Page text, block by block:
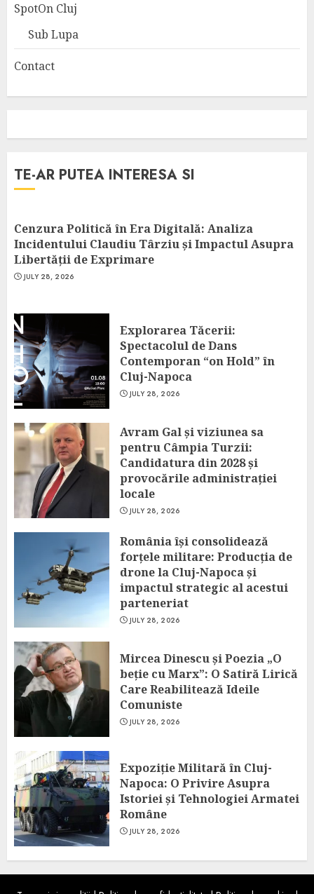
SpotOn Cluj
Sub Lupa
Contact
TE-AR PUTEA INTERESA SI
Cenzura Politică în Era Digitală: Analiza
Incidentului Claudiu Târziu și Impactul Asupra
Libertății de Exprimare
JULY 28, 2026
Explorarea Tăcerii:
Spectacolul de Dans
Contemporan “on Hold” în
Cluj-Napoca
JULY 28, 2026
Avram Gal și viziunea sa
pentru Câmpia Turzii:
Candidatura din 2028 și
provocările administrației
locale
JULY 28, 2026
România își consolidează
forțele militare: Producția de
drone la Cluj-Napoca și
impactul strategic al acestui
parteneriat
JULY 28, 2026
Mircea Dinescu și Poezia „O
beție cu Marx”: O Satiră Lirică
Care Reabilitează Ideile
Comuniste
JULY 28, 2026
Expoziție Militară în Cluj-
Napoca: O Privire Asupra
Istoriei și Tehnologiei Armatei
Române
JULY 28, 2026